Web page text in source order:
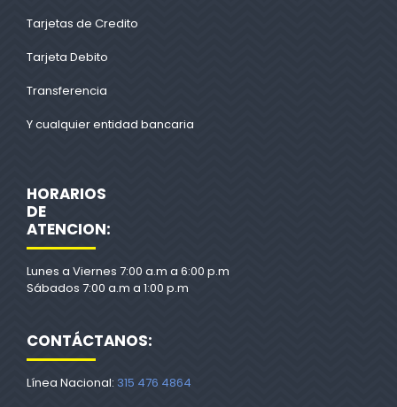
Tarjetas de Credito
Tarjeta Debito
Transferencia
Y cualquier entidad bancaria
HORARIOS
DE
ATENCION:
Lunes a Viernes 7:00 a.m a 6:00 p.m
Sábados 7:00 a.m a 1:00 p.m
CONTÁCTANOS:
Línea Nacional: 315 476 4864